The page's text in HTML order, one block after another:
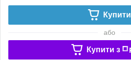
Купити
або
Купити з